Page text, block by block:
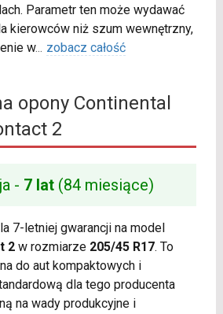
Parametr ten może wydawać
kierowców niż szum wewnętrzny,
w... zobacz całość
opony Continental
2
- 7 lat (84 miesiące)
7-letniej gwarancji na model
2w rozmiarze 205/45 R17. To
do aut kompaktowych i
dla tego producenta
na wady produkcyjne i